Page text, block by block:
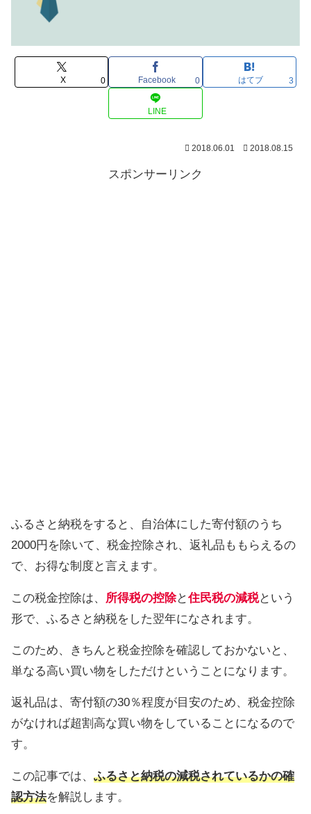
X 0 Facebook 0 はてブ 3
LINE
2018.06.01 2018.08.15
スポンサーリンク
ふるさと納税をすると、自治体にした寄付額のうち
2000円を除いて、税金控除され、返礼品ももらえるの
で、お得な制度と言えます。
この税金控除は、 所得税の控除と住民税の減税という
形で、ふるさと納税をした翌年になされます。
このため、きちんと税金控除を確認しておかないと、
単なる高い買い物をしただけということになります。
返礼品は、寄付額の30％程度が目安のため、税金控除
がなければ超割高な買い物をしていることになるので
す。
この記事では、 ふるさと納税の減税されているかの確
認方法を解説します。